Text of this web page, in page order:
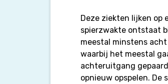
Deze ziekten lijken op
spierzwakte ontstaat
meestal minstens
waarbij het meestal
achteruitgang
opnieuw opspelen. De